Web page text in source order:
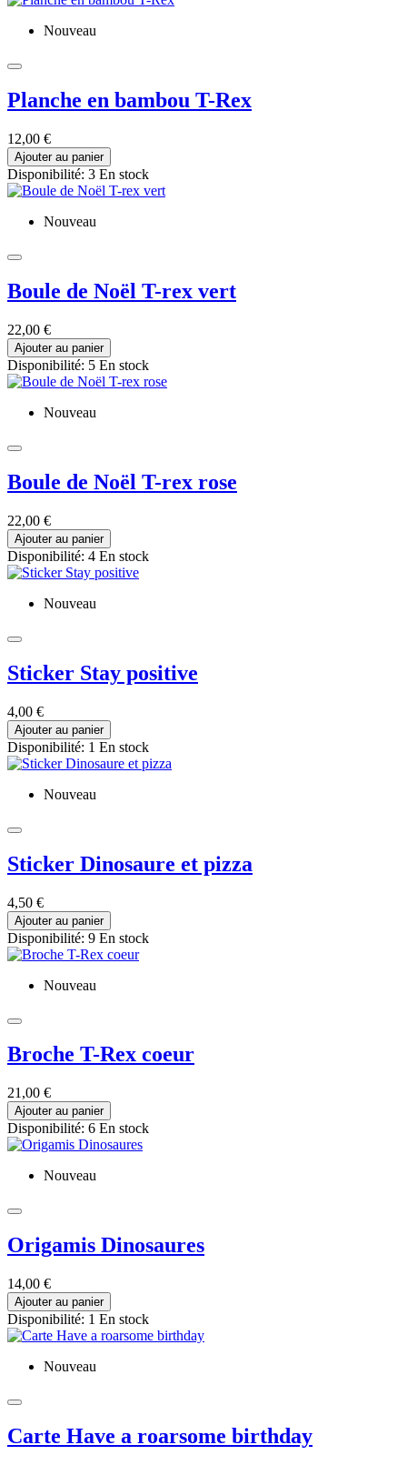
Nouveau
Planche en bambou T-Rex
12,00 €
Ajouter au panier
Disponibilité: 3 En stock
Nouveau
Boule de Noël T-rex vert
22,00 €
Ajouter au panier
Disponibilité: 5 En stock
Nouveau
Boule de Noël T-rex rose
22,00 €
Ajouter au panier
Disponibilité: 4 En stock
Nouveau
Sticker Stay positive
4,00 €
Ajouter au panier
Disponibilité: 1 En stock
Nouveau
Sticker Dinosaure et pizza
4,50 €
Ajouter au panier
Disponibilité: 9 En stock
Nouveau
Broche T-Rex coeur
21,00 €
Ajouter au panier
Disponibilité: 6 En stock
Nouveau
Origamis Dinosaures
14,00 €
Ajouter au panier
Disponibilité: 1 En stock
Nouveau
Carte Have a roarsome birthday